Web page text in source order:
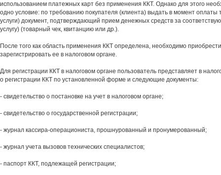
использованием платежных карт без применения ККТ. Однако для этого
одно условие: по требованию покупателя (клиента) выдать в момент оплаты
услуги) документ, подтверждающий прием денежных средств за
услугу) (товарный чек, квитанцию или др.).
После того как область применения ККТ определена, необходимо
зарегистрировать ее в налоговом органе.
Для регистрации ККТ в налоговом органе пользователь представляет в
о регистрации ККТ по установленной форме и следующие документы:
- свидетельство о постановке на учет в налоговом органе;
- свидетельство о государственной регистрации;
- журнал кассира-операциониста, прошнурованный и пронумерованный;
- журнал учета вызовов технических специалистов;
- паспорт ККТ, подлежащей регистрации;